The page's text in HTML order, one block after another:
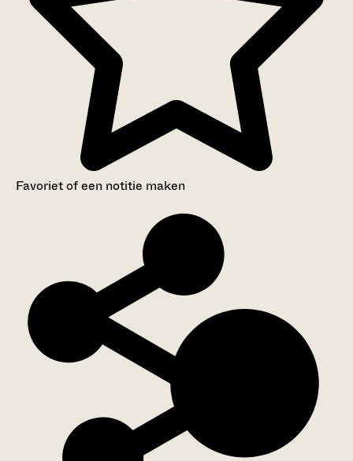
Favoriet of een notitie maken